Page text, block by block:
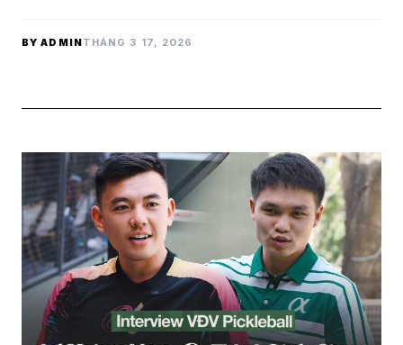
BY ADMINTHÁNG 3 17, 2026